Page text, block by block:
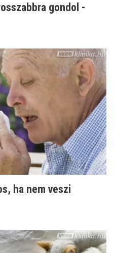
gondol -
ha nem veszi